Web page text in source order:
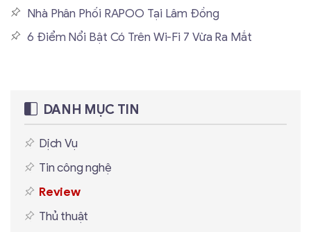
Nhà Phân Phối RAPOO Tại Lâm Đồng
6 Điểm Nổi Bật Có Trên Wi-Fi 7 Vừa Ra Mắt
DANH MỤC TIN
Dịch Vụ
Tin công nghệ
Review
Thủ thuật